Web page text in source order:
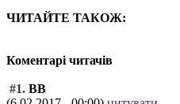
ЧИТАЙТЕ ТАКОЖ:
Коментарі читачів
#1. ВВ